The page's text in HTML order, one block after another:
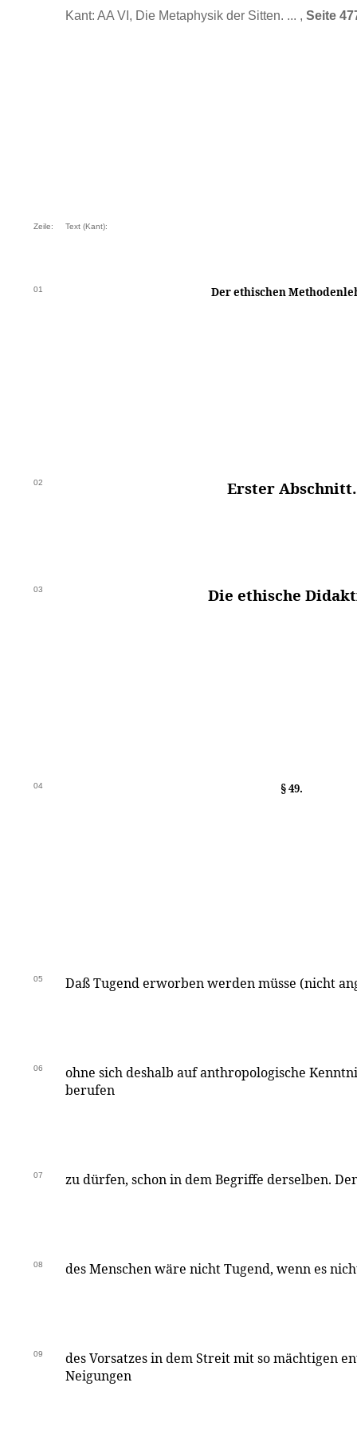
Kant: AA VI, Die Metaphysik der Sitten. ... , Seite
Zeile: Text (Kant):
01 Der ethischen
02 Erster Abschnitt.
03 Die ethische
04 § 49.
05 Daß Tugend erworben werden müsse (nicht
06
ohne sich deshalb auf anthropologische
berufen
07 zu dürfen, schon in dem Begriffe derselben.
08 des Menschen wäre nicht Tugend, wenn es
09
des Vorsatzes in dem Streit mit so mächtigen
Neigungen